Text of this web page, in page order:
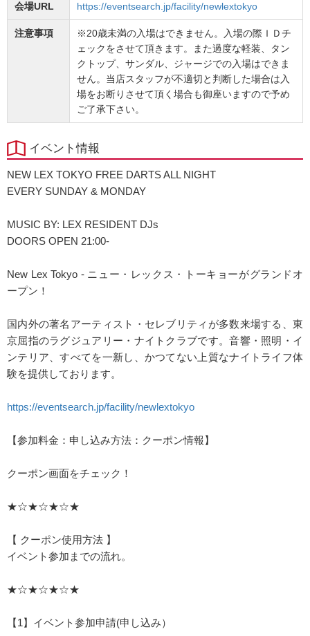
会場URL https://eventsearch.jp/facility/newlextokyo
注意事項
※20歳未満の入場はできません。入場の際ＩＤチ
ェックをさせて頂きます。また過度な軽装、タン
クトップ、サンダル、ジャージでの入場はできま
せん。当店スタッフが不適切と判断した場合は入
場をお断りさせて頂く場合も御座いますので予め
ご了承下さい。
イベント情報
NEW LEX TOKYO FREE DARTS ALL NIGHT
EVERY SUNDAY & MONDAY
MUSIC BY: LEX RESIDENT DJs
DOORS OPEN 21:00-
New Lex Tokyo - ニュー・レックス・トーキョーがグランドオ
ープン！
国内外の著名アーティスト・セレブリティが多数来場する、東
京屈指のラグジュアリー・ナイトクラブです。音響・照明・イ
ンテリア、すべてを一新し、かつてない上質なナイトライフ体
験を提供しております。
https://eventsearch.jp/facility/newlextokyo
【参加料金：申し込み方法：クーポン情報】
クーポン画面をチェック！
★☆★☆★☆★
【 クーポン使用方法 】
イベント参加までの流れ。
★☆★☆★☆★
【1】イベント参加申請(申し込み）